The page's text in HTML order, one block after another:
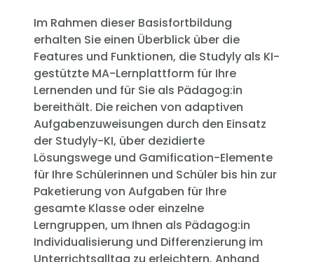
Im Rahmen dieser Basisfortbildung
erhalten Sie einen Überblick über die
Features und Funktionen, die Studyly als KI-
gestützte MA-Lernplattform für Ihre
Lernenden und für Sie als Pädagog:in
bereithält. Die reichen von adaptiven
Aufgabenzuweisungen durch den Einsatz
der Studyly-KI, über dezidierte
Lösungswege und Gamification-Elemente
für Ihre Schülerinnen und Schüler bis hin zur
Paketierung von Aufgaben für Ihre
gesamte Klasse oder einzelne
Lerngruppen, um Ihnen als Pädagog:in
Individualisierung und Differenzierung im